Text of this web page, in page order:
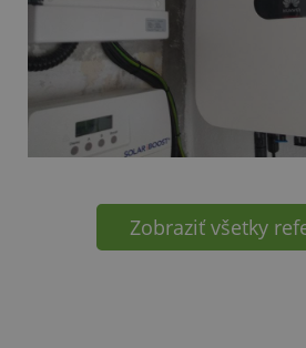
Zobraziť všetky